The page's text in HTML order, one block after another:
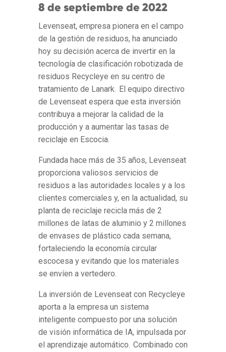
8 de septiembre de 2022
Levenseat, empresa pionera en el campo
de la gestión de residuos, ha anunciado
hoy su decisión acerca de invertir en la
tecnología de clasificación robotizada de
residuos Recycleye en su centro de
tratamiento de Lanark. El equipo directivo
de Levenseat espera que esta inversión
contribuya a mejorar la calidad de la
producción y a aumentar las tasas de
reciclaje en Escocia.
Fundada hace más de 35 años, Levenseat
proporciona valiosos servicios de
residuos a las autoridades locales y a los
clientes comerciales y, en la actualidad, su
planta de reciclaje recicla más de 2
millones de latas de aluminio y 2 millones
de envases de plástico cada semana,
fortaleciendo la economía circular
escocesa y evitando que los materiales
se envíen a vertedero.
La inversión de Levenseat con Recycleye
aporta a la empresa un sistema
inteligente compuesto por una solución
de visión informática de IA, impulsada por
el aprendizaje automático. Combinado con